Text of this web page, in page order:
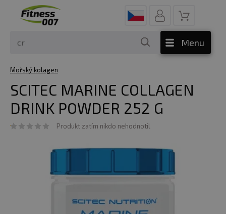
Menu
Mořský kolagen
SCITEC MARINE COLLAGEN
DRINK POWDER 252 G
Produkt zatím nikdo nehodnotil